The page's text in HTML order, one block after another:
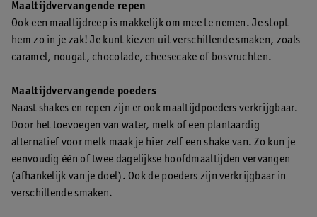
Maaltijdvervangende repen
Ook een maaltijdreep is makkelijk om mee te nemen. Je stopt
hem zo in je zak! Je kunt kiezen uit verschillende smaken, zoals
caramel, nougat, chocolade, cheesecake of bosvruchten.
Maaltijdvervangende poeders
Naast shakes en repen zijn er ook maaltijdpoeders verkrijgbaar.
Door het toevoegen van water, melk of een plantaardig
alternatief voor melk maak je hier zelf een shake van. Zo kun je
eenvoudig één of twee dagelijkse hoofdmaaltijden vervangen
(afhankelijk van je doel). Ook de poeders zijn verkrijgbaar in
verschillende smaken.